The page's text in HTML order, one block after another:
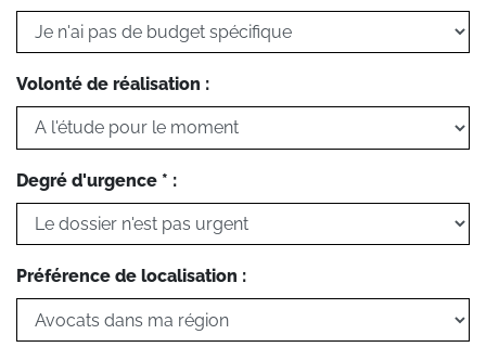
Volonté de réalisation :
Degré d'urgence * :
Préférence de localisation :